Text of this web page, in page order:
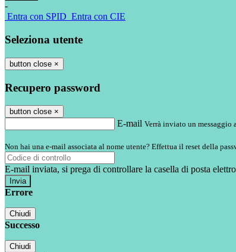
-
Entra con SPID Entra con CIE
Seleziona utente
button close ×
Recupero password
button close ×
E-mail Verrà inviato un
Non hai una e-mail associata al nome utente? Effettua il reset della
E-mail inviata, si prega di controllare la casella di posta
Errore
Chiudi
Successo
Chiudi